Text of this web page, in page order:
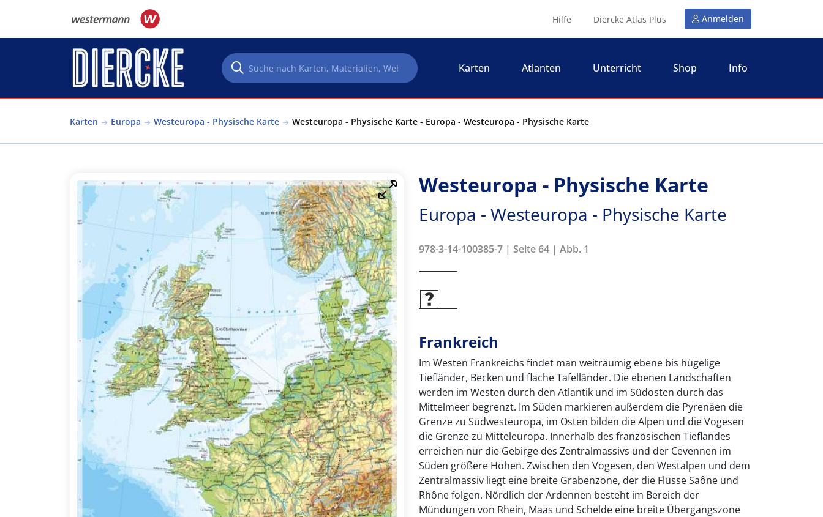
Hilfe Diercke Atlas Plus Anmelden
Karten Atlanten Unterricht Shop Info
Karten Europa Westeuropa - Physische Karte Westeuropa - Physische Karte - Europa - Westeuropa - Physische Karte
Westeuropa - Physische Karte
Europa - Westeuropa - Physische Karte
978-3-14-100385-7 | Seite 64 | Abb. 1
Frankreich
Im Westen Frankreichs findet man weiträumig ebene bis hügelige
Tiefländer, Becken und flache Tafelländer. Die ebenen Landschaften
werden im Westen durch den Atlantik und im Südosten durch das
Mittelmeer begrenzt. Im Süden markieren außerdem die Pyrenäen die
Grenze zu Südwesteuropa, im Osten bilden die Alpen und die Vogesen
die Grenze zu Mitteleuropa. Innerhalb des französischen Tieflandes
erreichen nur die Gebirge des Zentralmassivs und der Cevennen im
Süden größere Höhen. Zwischen den Vogesen, den Westalpen und dem
Zentralmassiv liegt eine breite Grabenzone, der die Flüsse Saône und
Rhône folgen. Nördlich der Ardennen besteht im Bereich der
Mündungen von Rhein, Maas und Schelde eine breite Übergangszone